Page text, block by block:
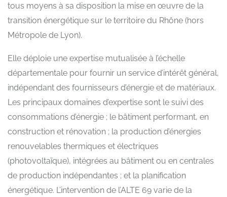
tous moyens à sa disposition la mise en œuvre de la
transition énergétique sur le territoire du Rhône (hors
Métropole de Lyon).
Elle déploie une expertise mutualisée à l’échelle
départementale pour fournir un service d’intérêt général,
indépendant des fournisseurs d’énergie et de matériaux.
Les principaux domaines d’expertise sont le suivi des
consommations d’énergie ; le bâtiment performant, en
construction et rénovation ; la production d’énergies
renouvelables thermiques et électriques
(photovoltaïque), intégrées au bâtiment ou en centrales
de production indépendantes ; et la planification
énergétique. L’intervention de l’ALTE 69 varie de la